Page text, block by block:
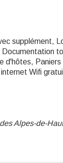
supplément,
d'hôtes,
Wifi
Alpes-de-